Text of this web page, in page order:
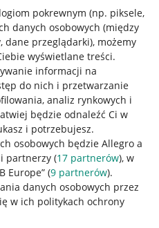
pokrewnym (np. piksele,
danych osobowych (między
dane przeglądarki), możemy
wyświetlane treści.
informacji na
do nich i przetwarzanie
analiz rynkowych i
będzie odnaleźć Ci w
i potrzebujesz.
osobowych będzie Allegro a
partnerzy (17 partnerów), w
Europe” (9 partnerów).
danych osobowych przez
w ich politykach ochrony